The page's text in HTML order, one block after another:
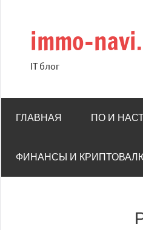
содержимому
immo-
IT блог
ГЛАВНАЯ ПО И
ФИНАНСЫ И